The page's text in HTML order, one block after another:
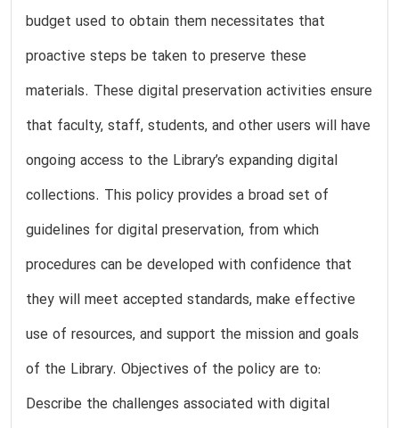
budget used to obtain them necessitates that
proactive steps be taken to preserve these
materials. These digital preservation activities ensure
that faculty, staff, students, and other users will have
ongoing access to the Library’s expanding digital
collections. This policy provides a broad set of
guidelines for digital preservation, from which
procedures can be developed with confidence that
they will meet accepted standards, make effective
use of resources, and support the mission and goals
of the Library. Objectives of the policy are to:
Describe the challenges associated with digital